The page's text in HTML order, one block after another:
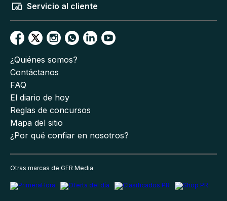
Servicio al cliente
¿Quiénes somos?
Contáctanos
FAQ
El diario de hoy
Reglas de concursos
Mapa del sitio
¿Por qué confiar en nosotros?
Otras marcas de GFR Media